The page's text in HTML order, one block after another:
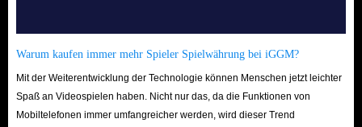
Warum kaufen immer mehr Spieler Spielwährung bei iGGM?
Mit der Weiterentwicklung der Technologie können Menschen jetzt leichter
Spaß an Videospielen haben. Nicht nur das, da die Funktionen von
Mobiltelefonen immer umfangreicher werden, wird dieser Trend